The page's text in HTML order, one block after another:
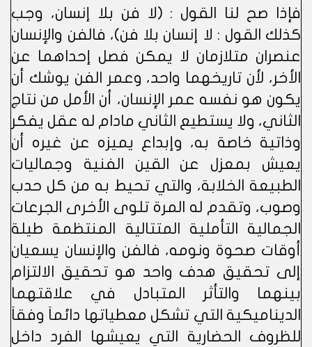
فإذا صح لنا القول : (لا فن بلا إنسان، وجب
كذلك القول : لا إنسان بلا فن)، فالفن والإنسان
عنصران متلازمان لا يمكن فصل إحداهما عن
الأخر، لأن تاريخهما واحد، وعمر الفن يوشك أن
يكون هو نفسه عمر الإنسان، أن الأمل من نتاج
الثاني، ولا يستطيع الثاني مادام له عقل يفكر
وذاتية خاصة به، وإبداع يميزه عن غيره أن
يعيش بمعزل عن القين الفنية وجماليات
الطبيعة الخلابة، والتي تحيط به من كل حدب
وصوب، وتقدم له المرة تلوى الأخرى الجرعات
الجمالية التأملية المتتالية المنتظمة طيلة
أوقات صحوة ونومه، فالفن والإنسان يسعيان
إلى تحقيق هدف واحد هو تحقيق الالتزام
بينهما والتأثر المتبادل في علاقتهما
الديناميكية التي تشكل معطياتها دائماَ وفقاَ
للظروف الحضارية التي يعيشها الفرد داخل